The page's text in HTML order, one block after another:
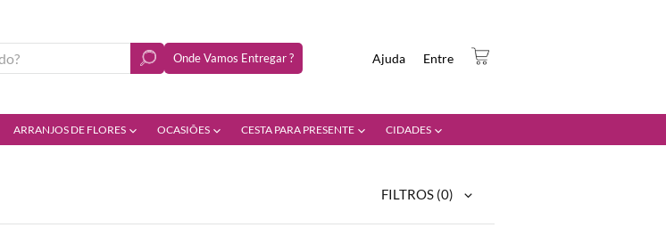
Onde Vamos Entregar ? Entre
Ajuda
ARRANJOS DE FLORES OCASIÕES CESTA PARA PRESENTE CIDADES
FILTROS (0)